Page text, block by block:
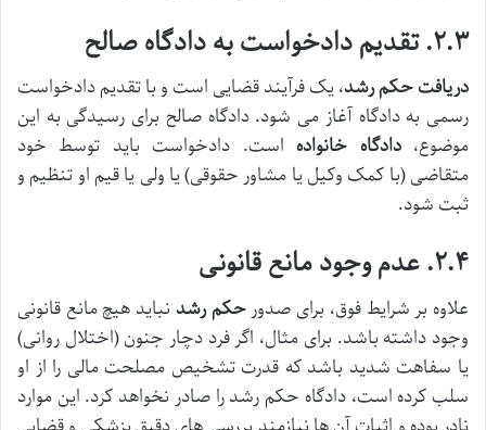
۲.۳. تقدیم دادخواست به دادگاه صالح
دریافت حکم رشد، یک فرآیند قضایی است و با تقدیم دادخواست
رسمی به دادگاه آغاز می شود. دادگاه صالح برای رسیدگی به این
موضوع،دادگاه خانواده است. دادخواست باید توسط خود
متقاضی (با کمک وکیل یا مشاور حقوقی) یا ولی یا قیم او تنظیم و
ثبت شود.
۲.۴. عدم وجود مانع قانونی
علاوه بر شرایط فوق، برای صدورحکم رشد نباید هیچ مانع قانونی
وجود داشته باشد. برای مثال، اگر فرد دچار جنون (اختلال روانی)
یا سفاهت شدید باشد که قدرت تشخیص مصلحت مالی را از او
سلب کرده است، دادگاه حکم رشد را صادر نخواهد کرد. این موارد